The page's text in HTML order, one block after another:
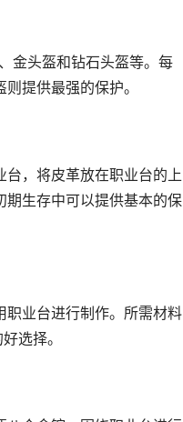
金头盔和钻石头盔等。每
提供最强的保护。
，将皮革放在职业台的上
期生存中可以提供基本的保
职业台进行制作。所需材料
选择。